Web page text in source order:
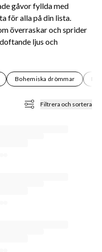
gåvor fyllda med
för alla på din lista.
överraskar och sprider
ljus och
Bohemiska drömmar
Filtrera och sortera